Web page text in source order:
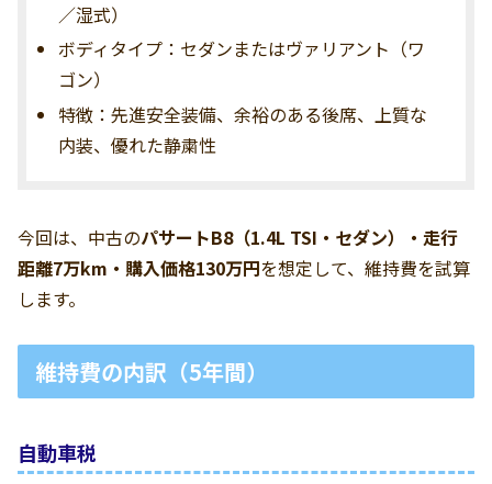
／湿式）
ボディタイプ：セダンまたはヴァリアント（ワ
ゴン）
特徴：先進安全装備、余裕のある後席、上質な
内装、優れた静粛性
今回は、中古のパサートB8（1.4L TSI・セダン）・走行
距離7万km・購入価格130万円を想定して、維持費を試算
します。
維持費の内訳（5年間）
自動車税